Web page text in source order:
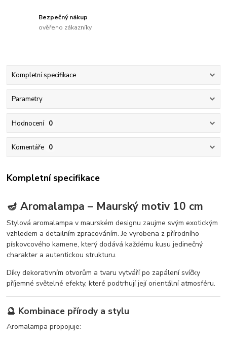
Bezpečný nákup
ověřeno zákazníky
Kompletní specifikace
Parametry
Hodnocení 0
Komentáře 0
Kompletní specifikace
🪔 Aromalampa – Maurský motiv 10 cm
Stylová aromalampa v maurském designu zaujme svým exotickým
vzhledem a detailním zpracováním. Je vyrobena z přírodního
pískovcového kamene, který dodává každému kusu jedinečný
charakter a autentickou strukturu.
Díky dekorativním otvorům a tvaru vytváří po zapálení svíčky
příjemné světelné efekty, které podtrhují její orientální atmosféru.
🔮 Kombinace přírody a stylu
Aromalampa propojuje: